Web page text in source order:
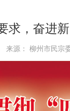
求，奋进
来源： 柳州市民